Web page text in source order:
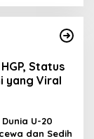
Status
yang Viral
U-20
dan Sedih